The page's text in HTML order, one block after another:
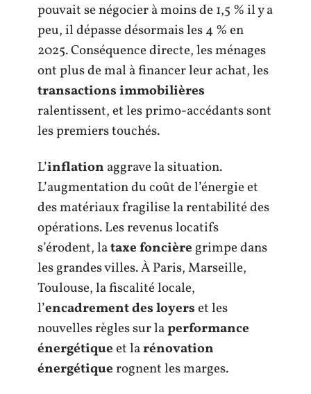
pouvait se négocier à moins de 1,5 % il y a
peu, il dépasse désormais les 4 % en
2025. Conséquence directe, les ménages
ont plus de mal à financer leur achat, les
transactions immobilières
ralentissent, et les primo-accédants sont
les premiers touchés.
L’inflation aggrave la situation.
L’augmentation du coût de l’énergie et
des matériaux fragilise la rentabilité des
opérations. Les revenus locatifs
s’érodent, lataxe foncière grimpe dans
les grandes villes. À Paris, Marseille,
Toulouse, la fiscalité locale,
l’encadrement des loyerset les
nouvelles règles sur laperformance
énergétiqueet larénovation
énergétiquerognent les marges.